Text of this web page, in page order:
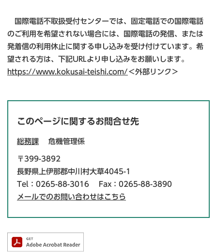
国際電話不取扱受付センターでは、固定電話での国際電話
のご利用を希望されない場合には、国際電話の発信、または
発着信の利用休止に関する申し込みを受け付けています。希
望される方は、下記URLより申し込みをお願いします。
https://www.kokusai-teishi.com/ ＜外部リンク＞
このページに関するお問合せ先
総務課 危機管理係
〒399-3892
長野県上伊那郡中川村大草4045-1
Tel：0265-88-3016
Fax：0265-88-3890
メールでのお問い合わせはこちら